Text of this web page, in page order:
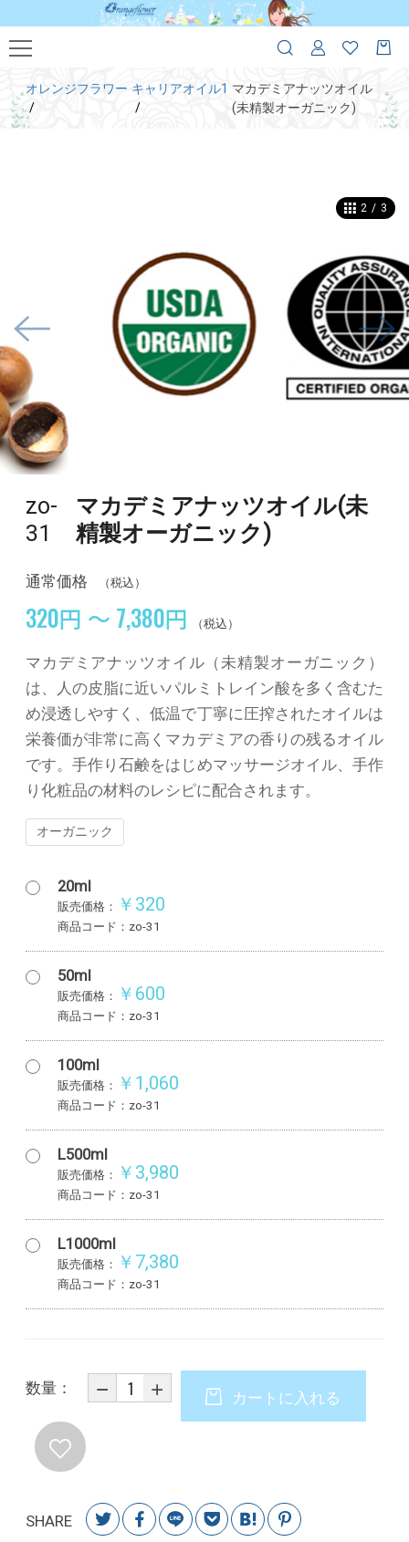
オレンジフラワー キャリアオイル1 マカデミアナッツオイル
(未精製オーガニック)
3 / 3
zo-
31
マカデミアナッツオイル(未
精製オーガニック)
通常価格 （税込）
320円 ～ 7,380円 （税込）
マカデミアナッツオイル（未精製オーガニック）
は、人の皮脂に近いパルミトレイン酸を多く含むた
め浸透しやすく、低温で丁寧に圧搾されたオイルは
栄養価が非常に高くマカデミアの香りの残るオイル
です。手作り石鹸をはじめマッサージオイル、手作
り化粧品の材料のレシピに配合されます。
オーガニック
20ml
販売価格： ￥320
商品コード：zo-31
50ml
販売価格： ￥600
商品コード：zo-31
100ml
販売価格： ￥1,060
商品コード：zo-31
L500ml
販売価格： ￥3,980
商品コード：zo-31
L1000ml
販売価格： ￥7,380
商品コード：zo-31
数量：
カートに入れる
SHARE